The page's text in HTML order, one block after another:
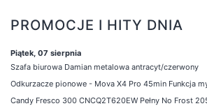
PROMOCJE I HITY DNIA
Piątek, 07 sierpnia
Szafa biurowa Damian metalowa antracyt/czerwony
Odkurzacze pionowe - Mova X4 Pro 45min Funkcja
Candy Fresco 300 CNCQ2T620EW Pełny No Frost